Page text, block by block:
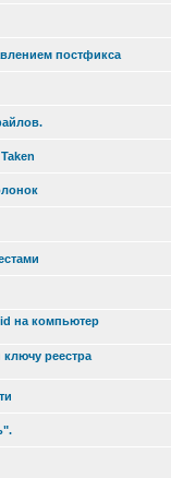
постфикса
на компьютер
реестра